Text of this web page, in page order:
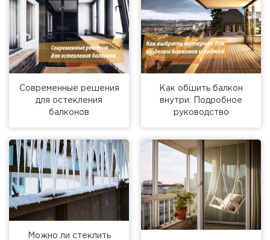
Современные решения
для остекления
балконов
Как обшить балкон
внутри: Подробное
руководство
Можно ли стеклить